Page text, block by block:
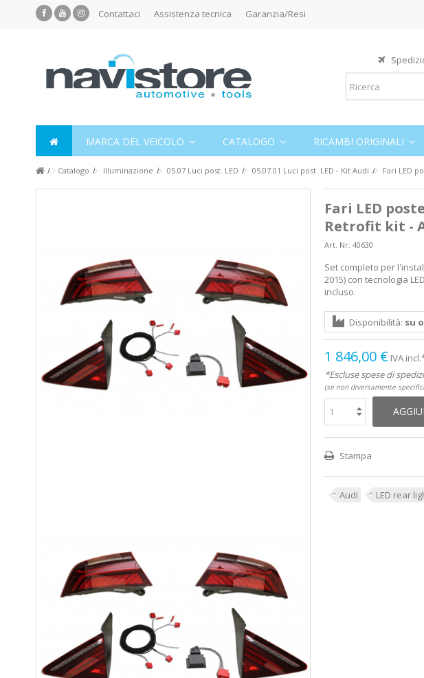
Contattaci Assistenza tecnica Garanzia/Resi
MARCA DEL VEICOLO CATALOGO RICAMBI ORIGINALI
Catalogo Illuminazione 05.07 Luci post. LED 05.07.01 Luci post. LED - Kit Audi Fari LED
Fari LED
Retrofit kit -
Art. Nr: 40630
Set completo per
2015) con tecnologia
incluso.
Disponibilità: su
1 846,00 € IVA
*Escluse spese di
(se non diversamente
Stampa
Audi LED rear